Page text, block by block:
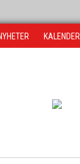
KALENDER